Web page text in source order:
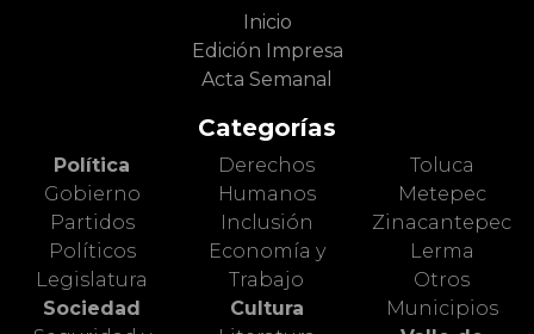
Inicio
Edición Impresa
Acta Semanal
Categorías
Política
Gobierno
Partidos
Políticos
Legislatura
Sociedad
Derechos
Humanos
Inclusión
Economía y
Trabajo
Cultura
Toluca
Metepec
Zinacantepec
Lerma
Otros
Municipios